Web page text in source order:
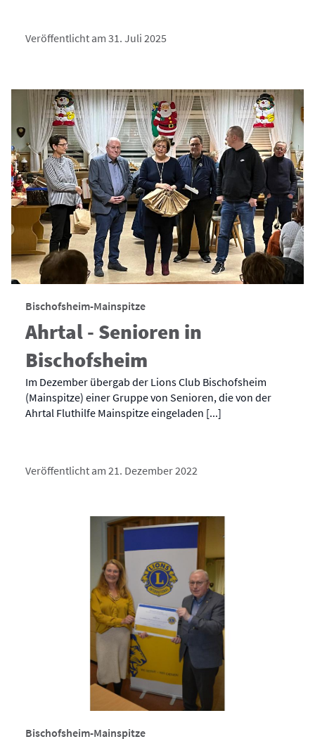
Veröffentlicht am 31. Juli 2025
Bischofsheim-Mainspitze
Ahrtal - Senioren in
Bischofsheim
Im Dezember übergab der Lions Club Bischofsheim
(Mainspitze) einer Gruppe von Senioren, die von der
Ahrtal Fluthilfe Mainspitze eingeladen [...]
Veröffentlicht am 21. Dezember 2022
Bischofsheim-Mainspitze